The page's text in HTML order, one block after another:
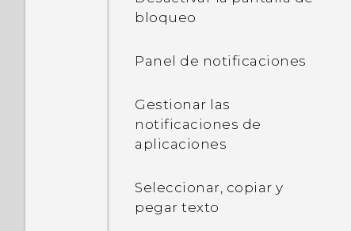
disponible es inferior a la
ocurre esto?
¿Cuál es la diferencia
entre el uso de la tarjeta
microSD como
y memoria interna?
bloqueo
Panel de notificaciones
Gestionar las
notificaciones de
aplicaciones
Seleccionar, copiar y
pegar texto